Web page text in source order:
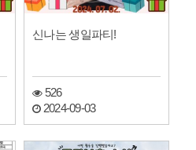
신나는 생일파티!
526
2024-09-03